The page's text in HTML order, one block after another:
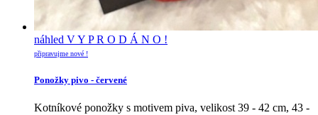
náhled V Y P R O D Á N O !
připravujme nové !
Ponožky pivo - červené
Kotníkové ponožky s motivem piva, velikost 39 - 42 cm, 43 -